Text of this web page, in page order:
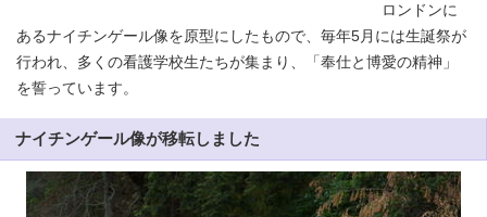
ロンドンに
あるナイチンゲール像を原型にしたもので、毎年5月には生誕祭が
行われ、多くの看護学校生たちが集まり、「奉仕と博愛の精神」
を誓っています。
ナイチンゲール像が移転しました